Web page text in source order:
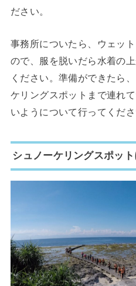
ださい。
事務所についたら、ウェッ
ので、服を脱いだら水着の
ください。準備ができたら
ケリングスポットまで連れ
いようについて行ってくださ
シュノーケリングスポット